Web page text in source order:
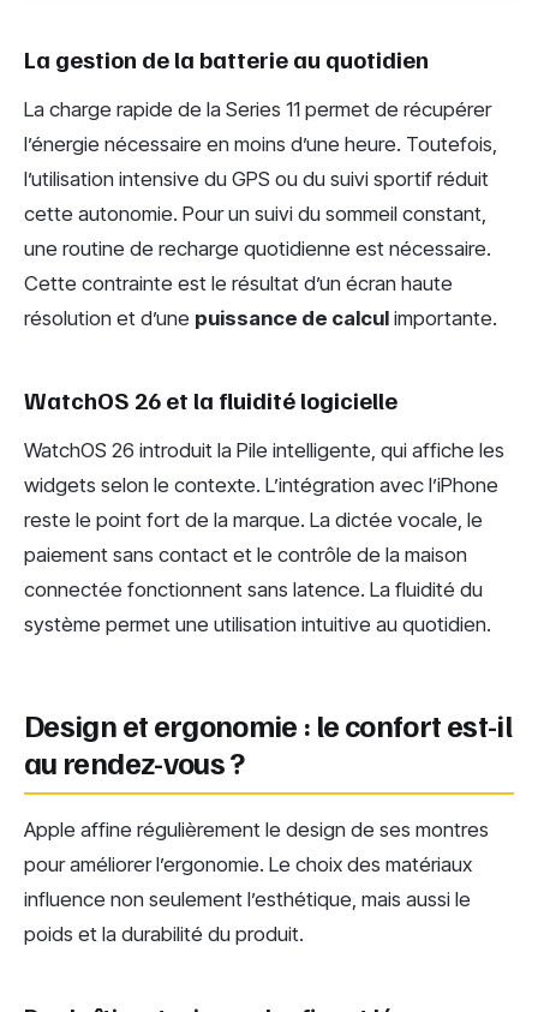
La gestion de la batterie au quotidien
La charge rapide de la Series 11 permet de récupérer
l’énergie nécessaire en moins d’une heure. Toutefois,
l’utilisation intensive du GPS ou du suivi sportif réduit
cette autonomie. Pour un suivi du sommeil constant,
une routine de recharge quotidienne est nécessaire.
Cette contrainte est le résultat d’un écran haute
résolution et d’une puissance de calcul importante.
WatchOS 26 et la fluidité logicielle
WatchOS 26 introduit la Pile intelligente, qui affiche les
widgets selon le contexte. L’intégration avec l’iPhone
reste le point fort de la marque. La dictée vocale, le
paiement sans contact et le contrôle de la maison
connectée fonctionnent sans latence. La fluidité du
système permet une utilisation intuitive au quotidien.
Design et ergonomie : le confort est-il
au rendez-vous ?
Apple affine régulièrement le design de ses montres
pour améliorer l’ergonomie. Le choix des matériaux
influence non seulement l’esthétique, mais aussi le
poids et la durabilité du produit.